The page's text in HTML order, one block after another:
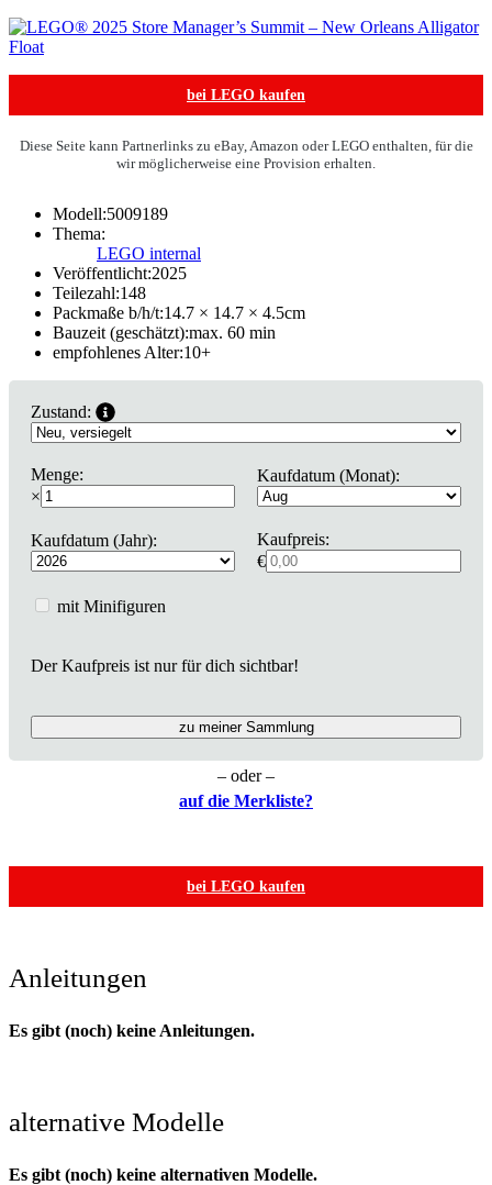
bei LEGO kaufen
Diese Seite kann Partnerlinks zu eBay, Amazon oder LEGO enthalten, für die
wir möglicherweise eine Provision erhalten.
Modell:5009189
Thema:
LEGO internal
Veröffentlicht:2025
Teilezahl:148
Packmaße b/h/t:14.7 × 14.7 × 4.5cm
Bauzeit (geschätzt):max. 60 min
empfohlenes Alter:10+
Zustand:
Menge:
×
Kaufdatum (Monat):
Kaufdatum (Jahr):
Kaufpreis:
€
Der Kaufpreis ist nur für dich sichtbar!
zu meiner Sammlung
mit Minifiguren
– oder –
auf die Merkliste?
bei LEGO kaufen
Anleitungen
Es gibt (noch) keine Anleitungen.
alternative Modelle
Es gibt (noch) keine alternativen Modelle.